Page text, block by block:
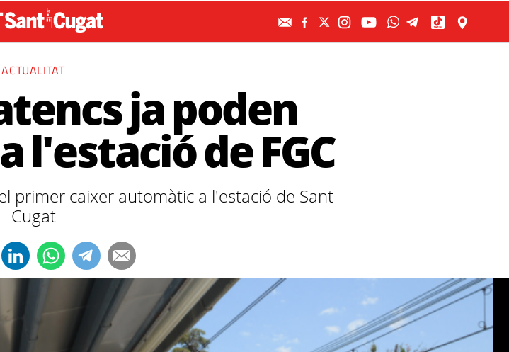
ACTUALITAT
ja poden
l'estació de FGC
primer caixer automàtic a l'estació de Sant
Cugat